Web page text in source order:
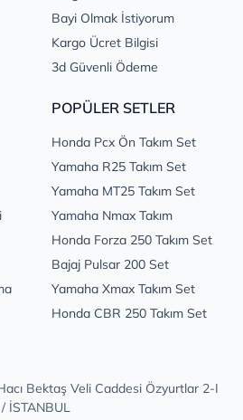
Bayi Olmak İstiyorum
Kargo Ücret Bilgisi
3d Güvenli Ödeme
POPÜLER SETLER
Honda Pcx Ön Takım Set
Yamaha R25 Takım Set
Yamaha MT25 Takım Set
Yamaha Nmax Takım
Honda Forza 250 Takım Set
Bajaj Pulsar 200 Set
Yamaha Xmax Takım Set
Honda CBR 250 Takım Set
Bektaş Veli Caddesi Özyurtlar 2-I
İSTANBUL